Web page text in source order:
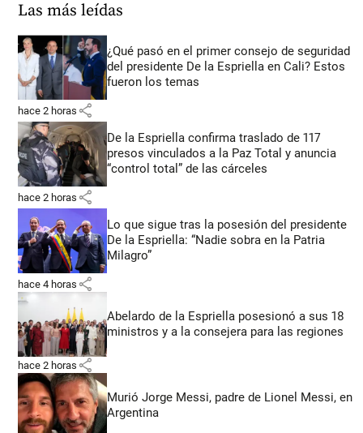
Las más leídas
¿Qué pasó en el primer consejo de seguridad
del presidente De la Espriella en Cali? Estos
fueron los temas
hace 2 horas share
De la Espriella confirma traslado de 117
presos vinculados a la Paz Total y anuncia
“control total” de las cárceles
hace 2 horas share
Lo que sigue tras la posesión del presidente
De la Espriella: “Nadie sobra en la Patria
Milagro”
hace 4 horas share
Abelardo de la Espriella posesionó a sus 18
ministros y a la consejera para las regiones
hace 2 horas share
Murió Jorge Messi, padre de Lionel Messi, en
Argentina